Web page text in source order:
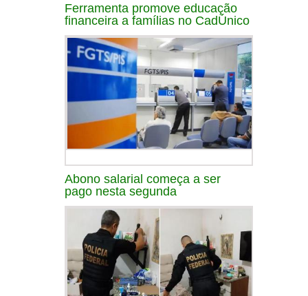
Ferramenta promove educação
financeira a famílias no CadÚnico
Abono salarial começa a ser
pago nesta segunda